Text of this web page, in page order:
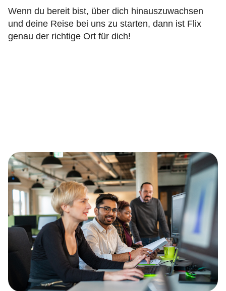
Wenn du bereit bist, über dich hinauszuwachsen
und deine Reise bei uns zu starten, dann ist Flix
genau der richtige Ort für dich!